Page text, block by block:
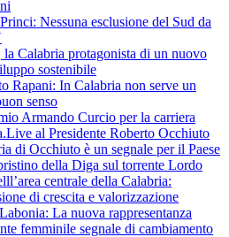
Nessuna esclusione del Sud da
la Calabria protagonista di un nuovo
sostenibile
Rapani: In Calabria non serve un
senso
Armando Curcio per la carriera
al Presidente Roberto Occhiuto
di Occhiuto è un segnale per il Paese
della Diga sul torrente Lordo
centrale della Calabria:
di crescita e valorizzazione
La nuova rappresentanza
femminile segnale di cambiamento